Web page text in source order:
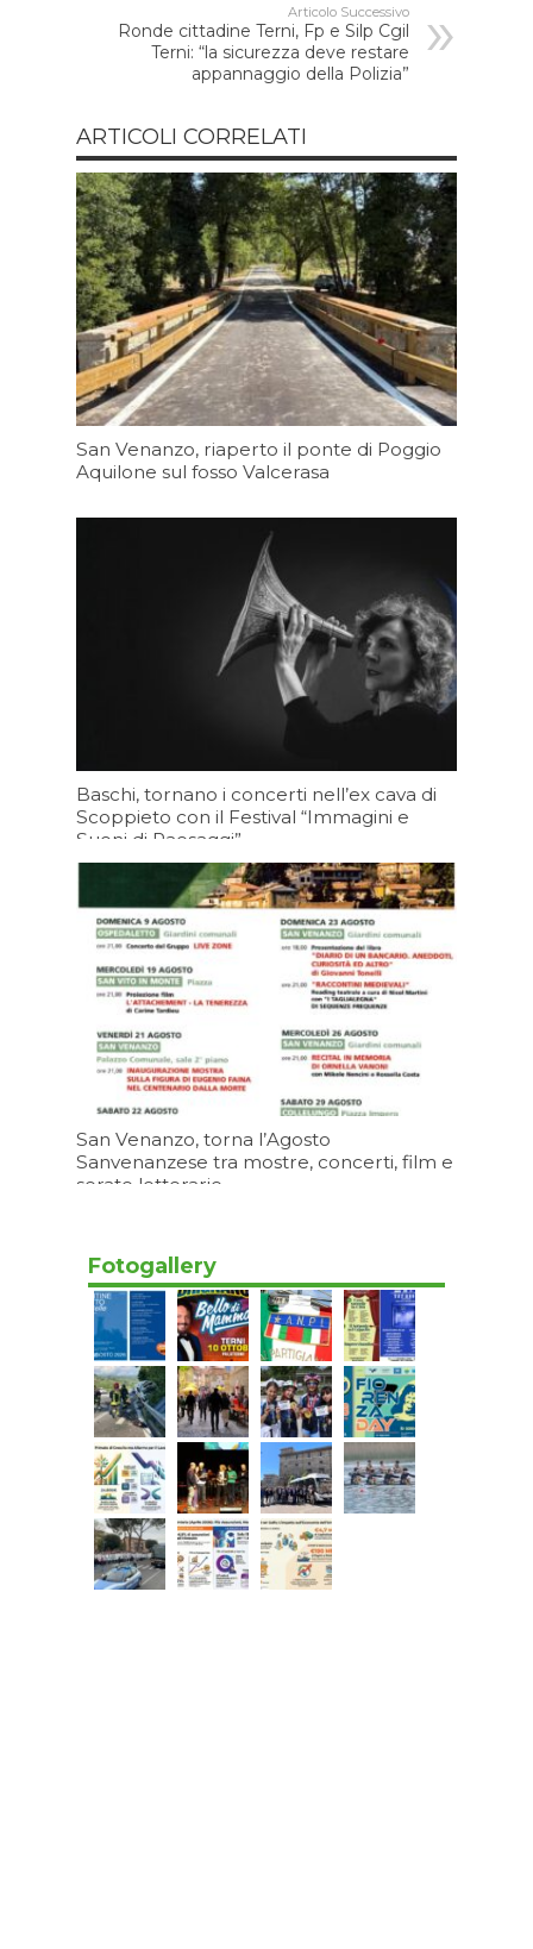
Articolo Successivo
Ronde cittadine Terni, Fp e Silp Cgil
Terni: “la sicurezza deve restare
appannaggio della Polizia”
ARTICOLI CORRELATI
San Venanzo, riaperto il ponte di Poggio
Aquilone sul fosso Valcerasa
Baschi, tornano i concerti nell’ex cava di
Scoppieto con il Festival “Immagini e
Suoni di Paesaggi”
San Venanzo, torna l’Agosto
Sanvenanzese tra mostre, concerti, film e
serate letterarie
Fotogallery